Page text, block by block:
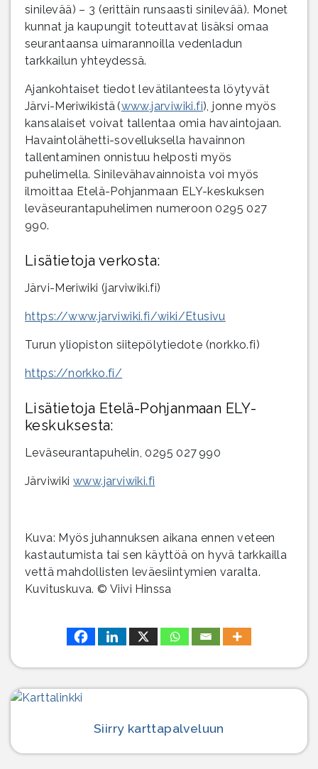
sinilevää) – 3 (erittäin runsaasti sinilevää). Monet
kunnat ja kaupungit toteuttavat lisäksi omaa
seurantaansa uimarannoilla vedenladun
tarkkailun yhteydessä.
Ajankohtaiset tiedot levätilanteesta löytyvät
Järvi-Meriwikistä (www.jarviwiki.fi), jonne myös
kansalaiset voivat tallentaa omia havaintojaan.
Havaintolähetti-sovelluksella havainnon
tallentaminen onnistuu helposti myös
puhelimella. Sinilevähavainnoista voi myös
ilmoittaa Etelä-Pohjanmaan ELY-keskuksen
leväseurantapuhelimen numeroon 0295 027
990.
Lisätietoja verkosta:
Järvi-Meriwiki (jarviwiki.fi)
https://www.jarviwiki.fi/wiki/Etusivu
Turun yliopiston siitepölytiedote (norkko.fi)
https://norkko.fi/
Lisätietoja Etelä-Pohjanmaan ELY-
keskuksesta:
Leväseurantapuhelin, 0295 027 990
Järviwikiwww.jarviwiki.fi
Kuva: Myös juhannuksen aikana ennen veteen
kastautumista tai sen käyttöä on hyvä tarkkailla
vettä mahdollisten leväesiintymien varalta.
Kuvituskuva. © Viivi Hinssa
Siirry karttapalveluun